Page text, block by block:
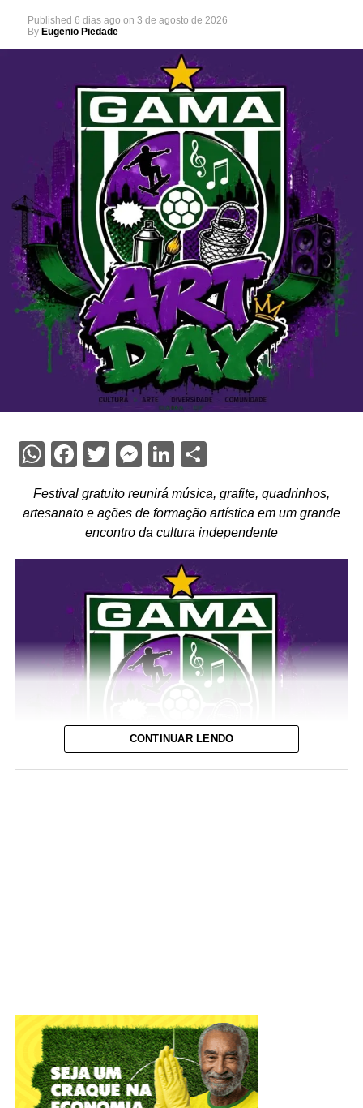
Published 6 dias ago on 3 de agosto de 2026
By Eugenio Piedade
WhatsApp
Facebook
Twitter
Messenger
LinkedIn
Share
Festival gratuito reunirá música, grafite, quadrinhos,
artesanato e ações de formação artística em um grande
encontro da cultura independente
artistas do Distrito Federal e convidados nacionais em
uma programação voltada a toda a comunidade, que terá
como um de seus destaques a revitalização da própria
pista de skate por meio de intervenções de grafite
realizadas ao longo do dia.
CONTINUAR LENDO